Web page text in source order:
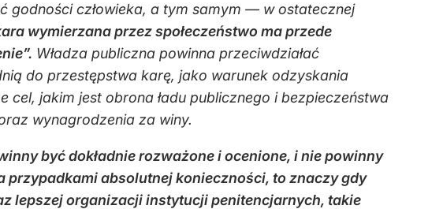
godności człowieka, a tym samym — w ostatecznej
wymierzana przez społeczeństwo ma przede
Władza publiczna powinna przeciwdziałać
do przestępstwa karę, jako warunek odzyskania
cel, jakim jest obrona ładu publicznego i bezpieczeństwa
wynagrodzenia za winy.
być dokładnie rozważone i ocenione, i nie powinny
absolutnej konieczności, to znaczy gdy
lepszej organizacji instytucji penitencjarnych, takie